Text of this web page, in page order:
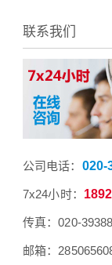
联系我们
公司电话： 020-
7x24小时：
传真：020-
邮箱：